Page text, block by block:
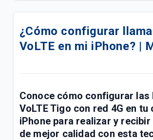
¿Cómo saber si mi línea prepago Tigo
Venta de celulares libres en Tigo |
¿Cómo configurar la red 4G Motorola
Móvil
¿Cómo llega mi factura después de
línea móvil? | Móvil
¿Cómo configurar
VoLTE en mi iPhone? |
Conoce cómo configurar las
VoLTE Tigo con red 4G en tu
iPhone para realizar y recibir
de mejor calidad con esta